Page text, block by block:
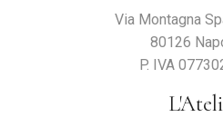
Via Montagna
80126
P. IVA